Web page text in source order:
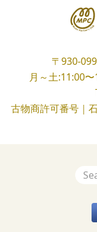
〒930-
月～土:11:00
古物商許可番号｜